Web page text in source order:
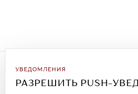
УВЕДОМЛЕНИЯ
РАЗРЕШИТЬ PUSH-
Подписаться на рассылку
Всегда будьте в курсе новых
спецпредложений!